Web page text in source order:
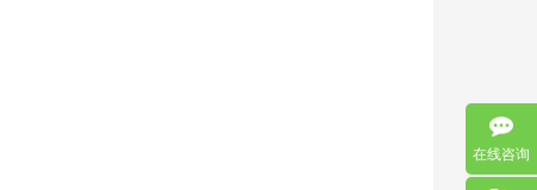
在线咨询